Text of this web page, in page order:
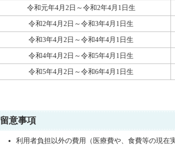
令和元年4月2日～令和2年4月1日生
令和2年4月2日～令和3年4月1日生
令和3年4月2日～令和4年4月1日生
令和4年4月2日～令和5年4月1日生
令和5年4月2日～令和6年4月1日生
留意事項
利用者負担以外の費用（医療費や、食費等の現在